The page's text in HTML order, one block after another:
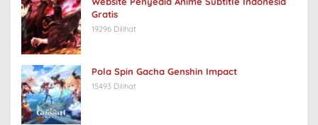
Gratis
19296 Dilihat
Pola Spin Gacha Genshin Impact
15493 Dilihat